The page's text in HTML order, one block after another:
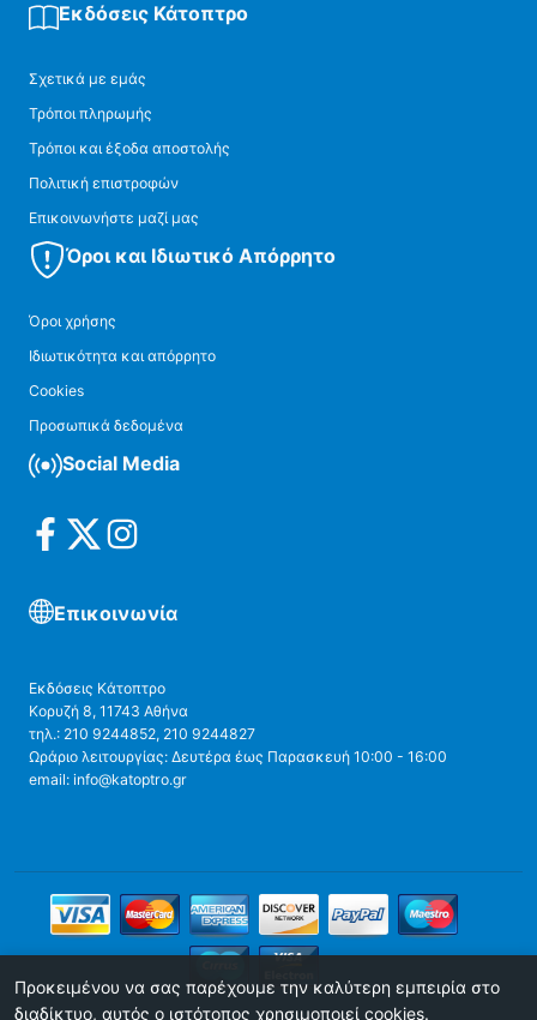
Εκδόσεις Κάτοπτρο
Σχετικά με εμάς
Τρόποι πληρωμής
Τρόποι και έξοδα αποστολής
Πολιτική επιστροφών
Επικοινωνήστε μαζί μας
Όροι και Ιδιωτικό Απόρρητο
Όροι χρήσης
Ιδιωτικότητα και απόρρητο
Cookies
Προσωπικά δεδομένα
Social Media
Επικοινωνία
Εκδόσεις Κάτοπτρο
Κορυζή 8, 11743 Αθήνα
τηλ.: 210 9244852, 210 9244827
Ωράριο λειτουργίας: Δευτέρα έως Παρασκευή 10:00 - 16:00
email: info@katoptro.gr
Προκειμένου να σας παρέχουμε την καλύτερη εμπειρία στο
διαδίκτυο, αυτός ο ιστότοπος χρησιμοποιεί cookies.